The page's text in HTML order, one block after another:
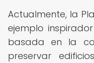
Actualmente, la
ejemplo
basada en la
preservar